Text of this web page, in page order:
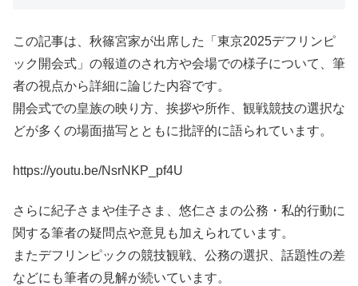
この記事は、秋篠宮家が出席した「東京2025デフリンピ
ック開会式」の報道のされ方や会場での様子について、筆
者の視点から詳細に論じた内容です。
開会式での皇族の映り方、挨拶や所作、観戦競技の選択な
どが多くの場面描写とともに批評的に語られています。
https://youtu.be/NsrNKP_pf4U
さらに紀子さまや佳子さま、悠仁さまの公務・私的行動に
関する筆者の疑問点や意見も加えられています。
またデフリンピックの競技観戦、公務の選択、話題性の差
などにも筆者の見解が続いています。